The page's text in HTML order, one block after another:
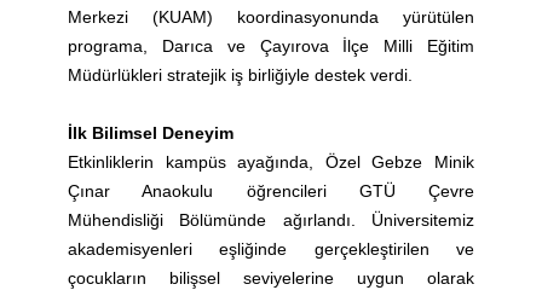
Merkezi (KUAM) koordinasyonunda yürütülen
programa, Darıca ve Çayırova İlçe Milli Eğitim
Müdürlükleri stratejik iş birliğiyle destek verdi.
İlk Bilimsel Deneyim
Etkinliklerin kampüs ayağında, Özel Gebze Minik
Çınar Anaokulu öğrencileri GTÜ Çevre
Mühendisliği Bölümünde ağırlandı. Üniversitemiz
akademisyenleri eşliğinde gerçekleştirilen ve
çocukların bilişsel seviyelerine uygun olarak